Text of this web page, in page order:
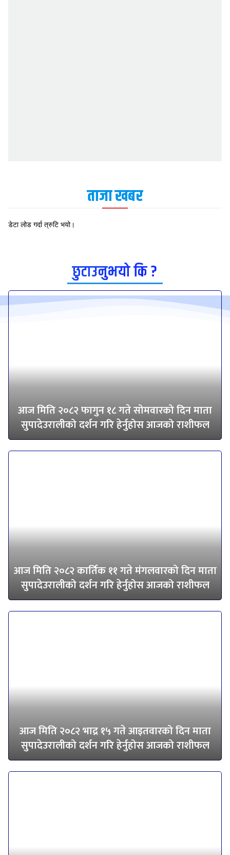
ताजा खबर
डेटा लोड गर्दा त्रुटि भयो।
छुटाउनुभयो कि ?
आज मिति २०८२ फागुन १८ गते सोमवारको दिन माता
सुपादेउरालीको दर्शन गरि हेर्नुहोस आजको राशीफल
आज मिति २०८२ कार्तिक ११ गते मंगलवारको दिन माता
सुपादेउरालीको दर्शन गरि हेर्नुहोस आजको राशीफल
आज मिति २०८२ भाद्र १५ गते आइतवारको दिन माता
सुपादेउरालीको दर्शन गरि हेर्नुहोस आजको राशीफल